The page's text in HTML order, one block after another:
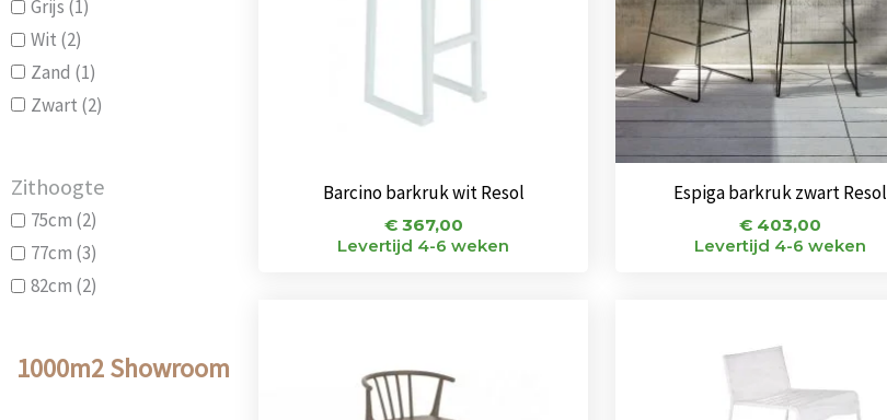
Grijs (1)
Wit (2)
Zand (1)
Zwart (2)
Zithoogte
75cm (2)
77cm (3)
82cm (2)
1000m2 Showroom
Barcino barkruk wit Resol
€367,00
Levertijd 4-6 weken
Espiga barkruk zwart Resol
€ 403,00
Levertijd 4-6 weken